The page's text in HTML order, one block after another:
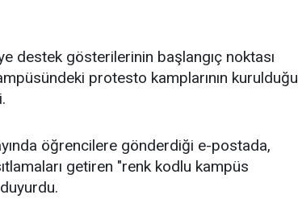
destek gösterilerinin başlangıç noktası
protesto kamplarının kurulduğu
öğrencilere gönderdiği e-postada,
getiren "renk kodlu kampüs